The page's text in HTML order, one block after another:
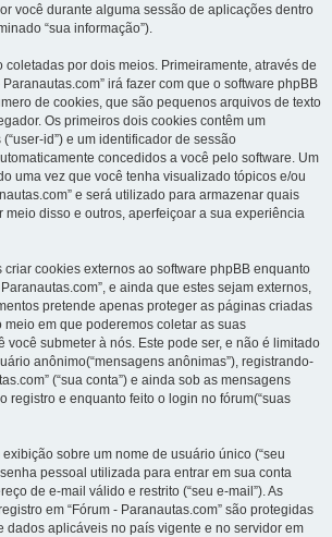
você durante alguma sessão de aplicações dentro
“sua informação”).
coletadas por dois meios. Primeiramente, através de
irá fazer com que o software phpBB
de cookies, que são pequenos arquivos de texto
Os primeiros dois cookies contêm um
id”) e um identificador de sessão
concedidos a você pelo software. Um
uma vez que você tenha visualizado tópicos e/ou
e será utilizado para armazenar quais
meio disso e outros, aperfeiçoar a sua experiência
criar cookies externos ao software phpBB enquanto
e ainda que estes sejam externos,
pretende apenas proteger as páginas criadas
meio em que poderemos coletar as suas
você submeter à nós. Este pode ser, e não é limitado
anônimo(“mensagens anônimas”), registrando-
(“sua conta”) e ainda sob as mensagens
registro e enquanto feito o login no fórum(“suas
sobre um nome de usuário único (“seu
pessoal utilizada para entrar em sua conta
de e-mail válido e restrito (“seu e-mail”). As
em “Fórum - Paranautas.com” são protegidas
dados aplicáveis no país vigente e no servidor em